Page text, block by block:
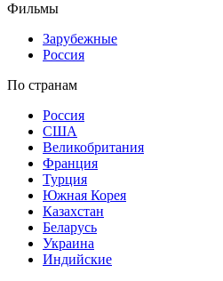
Фильмы
Зарубежные
Россия
По странам
Россия
США
Великобритания
Франция
Турция
Южная Корея
Казахстан
Беларусь
Украина
Индийские